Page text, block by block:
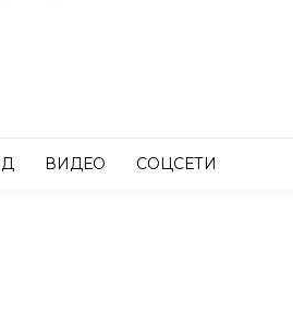
ВИДЕО СОЦСЕТИ